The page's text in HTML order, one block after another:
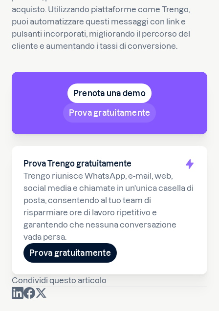
Prova Trengo gratuitamente
Trengo riunisce WhatsApp, e-mail, web,
social media e chiamate in un'unica casella di
posta, consentendo al tuo team di
risparmiare ore di lavoro ripetitivo e
garantendo che nessuna conversazione
vada persa.
Prova gratuitamente
Condividi questo articolo
acquisto. Utilizzando piattaforme come Trengo,
puoi automatizzare questi messaggi con link e
pulsanti incorporati, migliorando il percorso del
cliente e aumentando i tassi di conversione.
Prenota una demo
Prova gratuitamente